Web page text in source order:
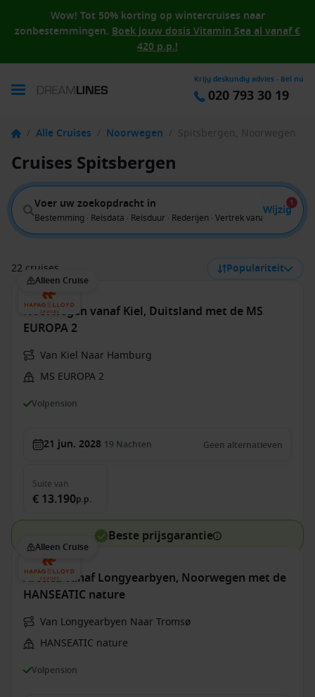
Wow! Tot 50% korting op wintercruises naar
zonbestemmingen. Boek jouw dosis Vitamin Sea al vanaf €
420 p.p.!
Krijg deskundig advies - Bel nu
020 793 30 19
/ Alle Cruises / Noorwegen / Spitsbergen, Noorwegen
Cruises Spitsbergen
Voer uw zoekopdracht in
Bestemming · Reisdata · Reisduur · Rederijen · Vertrek vanaf
Wijzig
1
22 cruises Populariteit
Alleen Cruise
Noorwegen vanaf Kiel, Duitsland met de MS
EUROPA 2
Van Kiel Naar Hamburg
MS EUROPA 2
Volpension
21 jun. 2028 19 Nachten Geen alternatieven
Suite van
€ 13.190p.p.
Beste prijsgarantie
Alleen Cruise
Arctica vanaf Longyearbyen, Noorwegen met de
HANSEATIC nature
Van Longyearbyen Naar Tromsø
HANSEATIC nature
Volpension